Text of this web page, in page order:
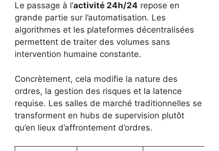
Le passage à l’activité 24h/24 repose en
grande partie sur l’automatisation. Les
algorithmes et les plateformes décentralisées
permettent de traiter des volumes sans
intervention humaine constante.
Concrètement, cela modifie la nature des
ordres, la gestion des risques et la latence
requise. Les salles de marché traditionnelles se
transforment en hubs de supervision plutôt
qu’en lieux d’affrontement d’ordres.